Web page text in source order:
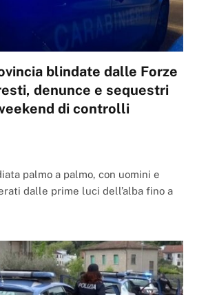
blindate dalle Forze
denunce e sequestri
di controlli
palmo a palmo, con uomini e
dalle prime luci dell’alba fino a